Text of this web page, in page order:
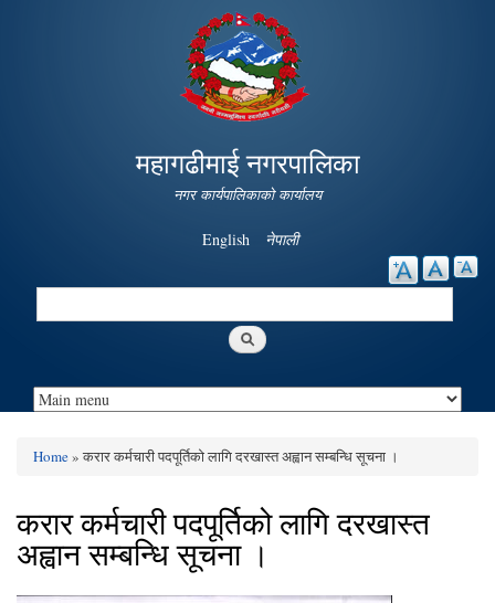
Skip to
main
content
महागढीमाई नगरपालिका
नगर कार्यपालिकाको कार्यालय
English नेपाली
Search
Home» करार कर्मचारी पदपूर्तिको लागि दरखास्त अह्वान सम्बन्धि सूचना ।
करार कर्मचारी पदपूर्तिको लागि दरखास्त
अह्वान सम्बन्धि सूचना ।